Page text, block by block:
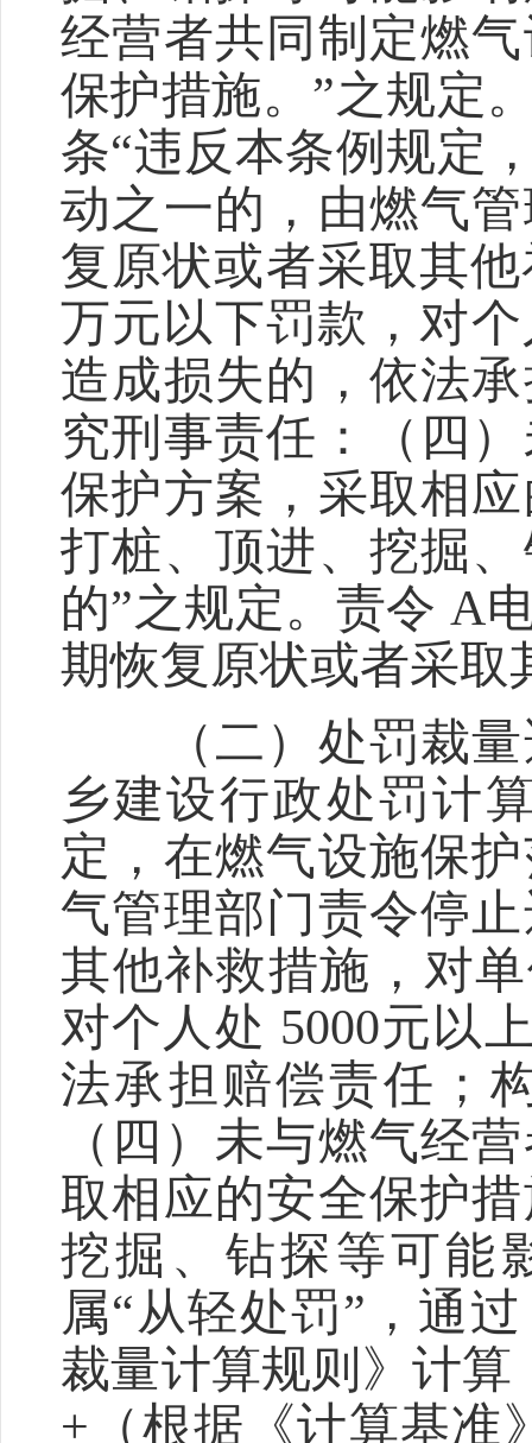
经营者共同制定燃
保护措施。”之规定
条“违反本条例规定
动之一的，由燃气
复原状或者采取其
万元以下罚款，对
造成损失的，依法
究刑事责任：（四
保护方案，采取相
打桩、顶进、挖掘
的”之规定。责令 A
期恢复原状或者采取
（二）处罚裁量
乡建设行政处罚计
定，在燃气设施保
气管理部门责令停
其他补救措施，对
对个人处 5000元以
法承担赔偿责任；
（四）未与燃气经
取相应的安全保护
挖掘、钻探等可能
属“从轻处罚”，通
裁量计算规则》计
+（根据《计算基准